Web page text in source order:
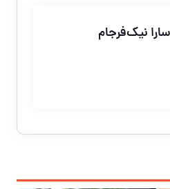
سارا نیک‌فرجام